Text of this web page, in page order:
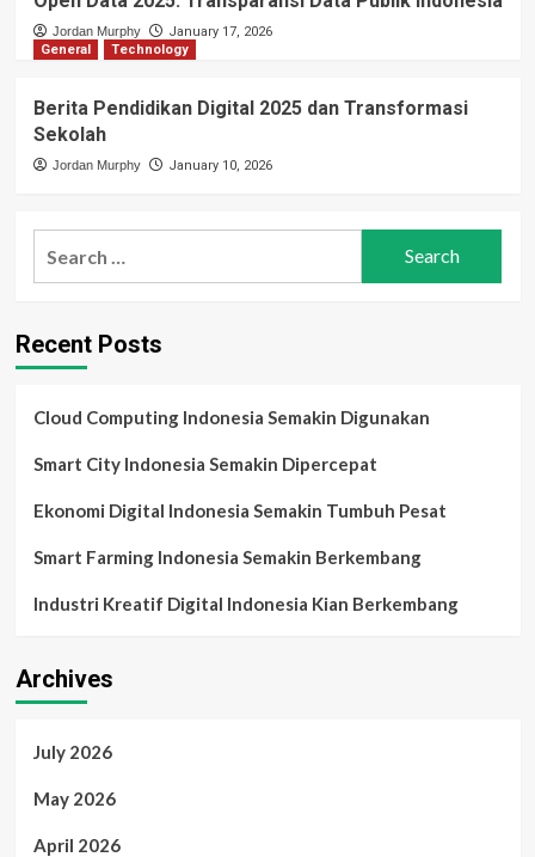
Jordan Murphy
January 17, 2026
General
Technology
Berita Pendidikan Digital 2025 dan Transformasi
Sekolah
Jordan Murphy January 10, 2026
Recent Posts
Cloud Computing Indonesia Semakin Digunakan
Smart City Indonesia Semakin Dipercepat
Ekonomi Digital Indonesia Semakin Tumbuh Pesat
Smart Farming Indonesia Semakin Berkembang
Industri Kreatif Digital Indonesia Kian Berkembang
Archives
July 2026
May 2026
April 2026